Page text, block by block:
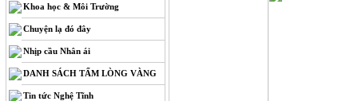
Khoa học & Môi Trường
Chuyện lạ đó đây
Nhịp cầu Nhân ái
DANH SÁCH TẤM LÒNG VÀNG
Tin tức Nghệ Tĩnh